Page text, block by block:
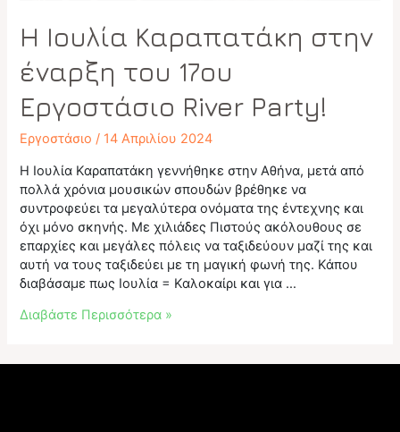
Η Ιουλία Καραπατάκη στην
έναρξη του 17ου
Εργοστάσιο River Party!
Εργοστάσιο / 14 Απριλίου 2024
Η Ιουλία Καραπατάκη γεννήθηκε στην Αθήνα, μετά από
πολλά χρόνια μουσικών σπουδών βρέθηκε να
συντροφεύει τα μεγαλύτερα ονόματα της έντεχνης και
όχι μόνο σκηνής. Με χιλιάδες Πιστούς ακόλουθους σε
επαρχίες και μεγάλες πόλεις να ταξιδεύουν μαζί της και
αυτή να τους ταξιδεύει με τη μαγική φωνή της. Κάπου
διαβάσαμε πως Ιουλία = Καλοκαίρι και για …
Η
Διαβάστε Περισσότερα »